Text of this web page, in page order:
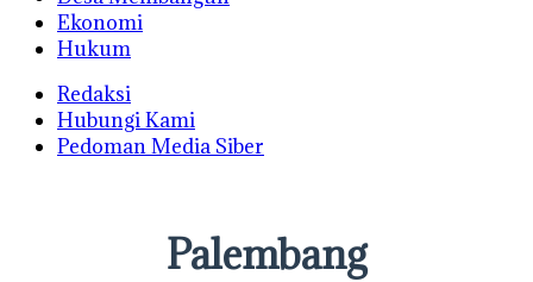
Ekonomi
Hukum
Redaksi
Hubungi Kami
Pedoman Media Siber
Palembang